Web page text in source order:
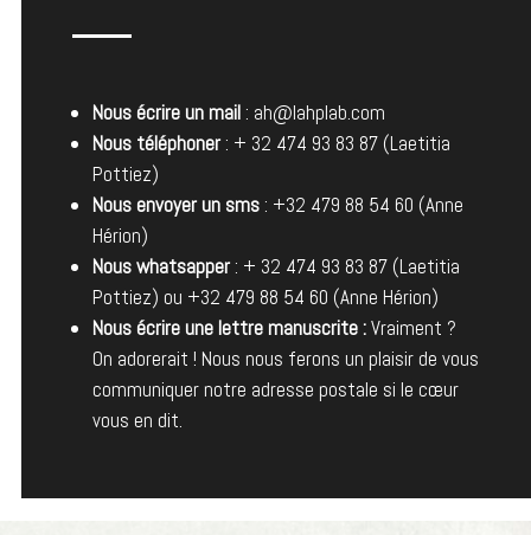
Nous écrire un mail: ah@lahplab.com
Nous téléphoner: + 32 474 93 83 87 (Laetitia
Pottiez)
Nous envoyer un sms: +32 479 88 54 60 (Anne
Hérion)
Nous whatsapper: + 32 474 93 83 87 (Laetitia
Pottiez) ou +32 479 88 54 60 (Anne Hérion)
Nous écrire une lettre manuscrite :Vraiment ?
On adorerait ! Nous nous ferons un plaisir de vous
communiquer notre adresse postale si le cœur
vous en dit.